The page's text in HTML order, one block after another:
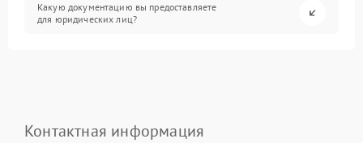
Какую документацию вы предоставляете
для юридических лиц?
Контактная информация